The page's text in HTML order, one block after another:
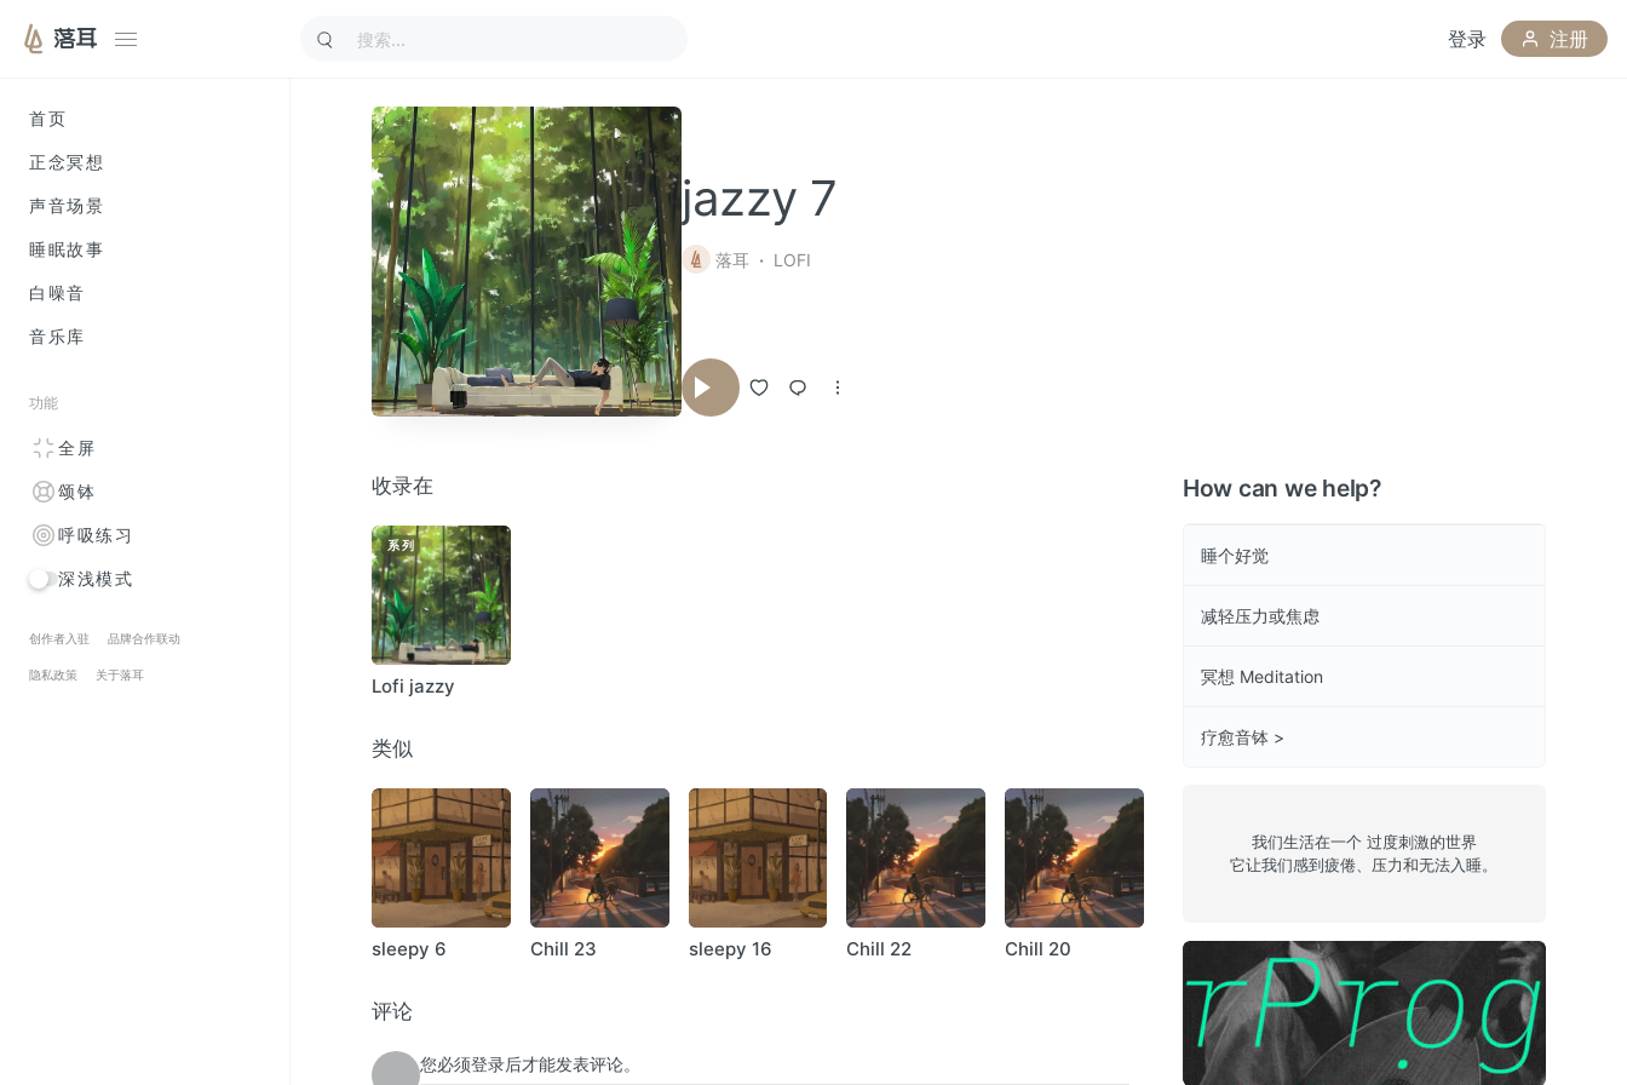
落耳 登录 注册
首页
正念冥想
声音场景
睡眠故事
白噪音
音乐库
功能
全屏
颂钵
呼吸练习
深浅模式
创作者入驻 品牌合作联动
隐私政策 关于落耳
jazzy 7
落耳 LOFI
收录在
系列
Lofi jazzy
类似
sleepy 6 Chill 23 sleepy 16 Chill 22 Chill 20 jazzy 19 Chill 8 sleepy 11
评论
您必须登录后才能发表评论。
How can we help?
睡个好觉
减轻压力或焦虑
冥想 Meditation
疗愈音钵 >
我们生活在一个 过度刺激的世界
它让我们感到疲倦、压力和无法入睡。
Episode 44: hukka